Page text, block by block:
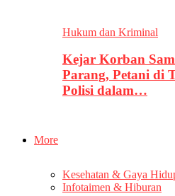
Hukum dan Kriminal
Kejar Korban
Parang, Petani di
Polisi dalam…
More
Kesehatan & Gaya
Infotaimen & Hiburan